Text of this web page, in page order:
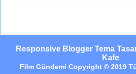
Responsive Blogger Tema
Kafe
Film Gündemi Copyright © 2019